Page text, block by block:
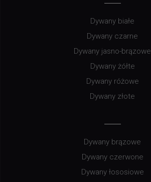
Dywany białe
Dywany czarne
Dywany jasno-brązowe
Dywany żółte
Dywany różowe
Dywany złote
Dywany brązowe
Dywany czerwone
Dywany łososiowe